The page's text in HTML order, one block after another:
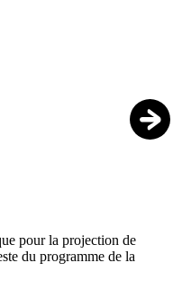
pour la projection de
du programme de la